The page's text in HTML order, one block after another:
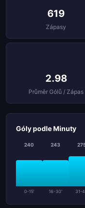
619
Zápasy
2.98
Průměr Gólů / Zápas
Góly podle Minuty
240
0-15'
243
16-30' 31-